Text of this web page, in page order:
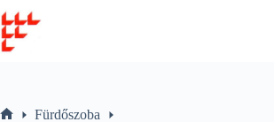
to
content
Fürdőszoba